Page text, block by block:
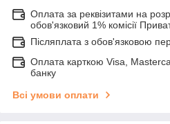
Оплата за реквізитами на
обов'язковий 1% комісії
Післяплата з обов'язковою
Оплата карткою Visa,
банку
Всі умови оплати